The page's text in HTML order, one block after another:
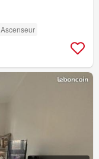
Ascenseur